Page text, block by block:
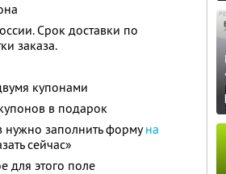
Срок доставки по
заказа.
купонами
в подарок
нужно заполнить формуна
сейчас»
для этого поле